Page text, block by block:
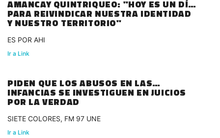
AMANCAY QUINTRIQUEO: "HOY ES UN DÍA
PARA REIVINDICAR NUESTRA IDENTIDAD
Y NUESTRO TERRITORIO"
ES POR AHI
Ir a Link
PIDEN QUE LOS ABUSOS EN LAS
INFANCIAS SE INVESTIGUEN EN JUICIOS
POR LA VERDAD
SIETE COLORES, FM 97 UNE
Ir a Link